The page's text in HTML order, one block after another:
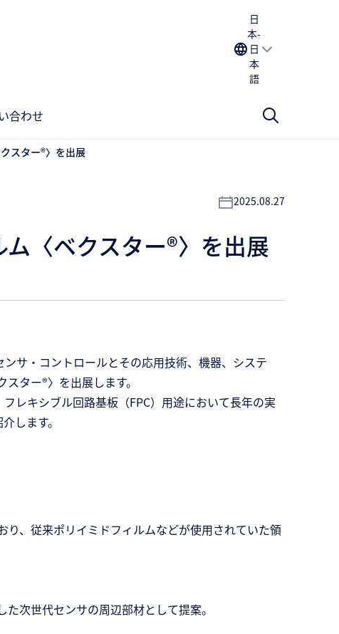
日
本-
日
本
語
合わせ
スター®〉を出展
2025.08.27
〈ベクスター®〉を出展
サ・コントロールとその応用技術、機器、システ
ター®〉を出展します。
レキシブル回路基板（FPC）用途において長年の実
します。
、従来ポリイミドフィルムなどが使用されていた領
次世代センサの周辺部材として提案。